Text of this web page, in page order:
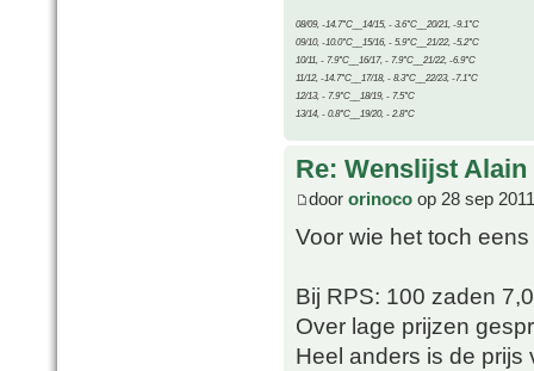
08/09, -14.7°C__14/15, - 3.6°C__20/21, -9.1°C
09/10, -10.0°C__15/16, - 5.9°C__21/22, -5.2°C
10/11, - 7.9°C__16/17, - 7.9°C__21/22, -6.9°C
11/12, -14.7°C__17/18, - 8.3°C__22/23, -7.1°C
12/13, - 7.9°C__18/19, - 7.5°C
13/14, - 0.8°C__19/20, - 2.8°C
Re: Wenslijst Alain
door orinoco op 28 sep
Voor wie het toch
Bij RPS: 100 zaden
Over lage prijzen
Heel anders is de